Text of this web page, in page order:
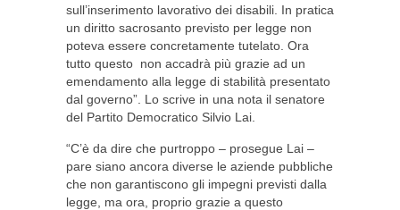
sull’inserimento lavorativo dei disabili. In pratica
un diritto sacrosanto previsto per legge non
poteva essere concretamente tutelato. Ora
tutto questo non accadrà più grazie ad un
emendamento alla legge di stabilità presentato
dal governo”. Lo scrive in una nota il senatore
del Partito Democratico Silvio Lai.
“C’è da dire che purtroppo – prosegue Lai –
pare siano ancora diverse le aziende pubbliche
che non garantiscono gli impegni previsti dalla
legge, ma ora, proprio grazie a questo